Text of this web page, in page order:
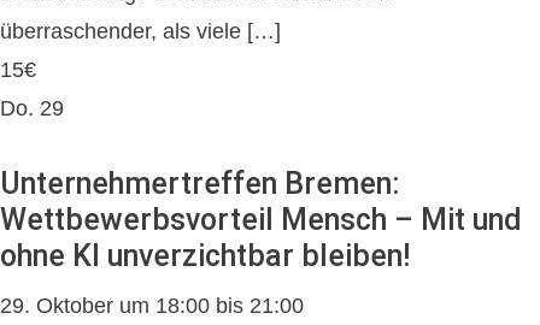
überraschender, als viele […]
15€
Do. 29
Unternehmertreffen Bremen:
Wettbewerbsvorteil Mensch – Mit und
ohne KI unverzichtbar bleiben!
29. Oktober um 18:00 bis 21:00